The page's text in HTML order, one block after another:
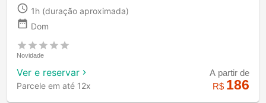
1h (duração aproximada)
Dom
Novidade
Ver e reservar
Parcele em até 12x
A partir de
R$ 186